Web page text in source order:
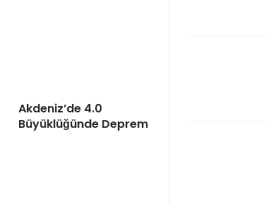
Akdeniz’de 4.0
Büyüklüğünde Deprem